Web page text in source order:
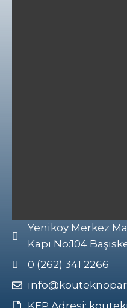
Yeniköy Merkez
Kapı No:104
0 (262) 341 2266
KEP Adresi: